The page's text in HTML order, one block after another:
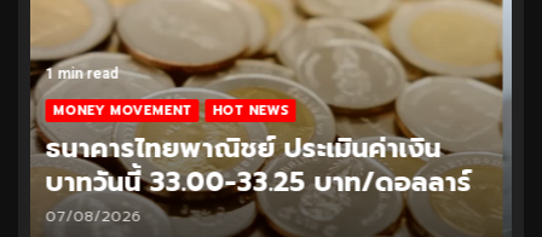
1 min read
MONEY MOVEMENT HOT NEWS
ธนาคารไทยพาณิชย์ ประเมินค่าเงิน
บาทวันนี้ 32.95-33.20 บาท/ดอลลาร์
06/08/2026